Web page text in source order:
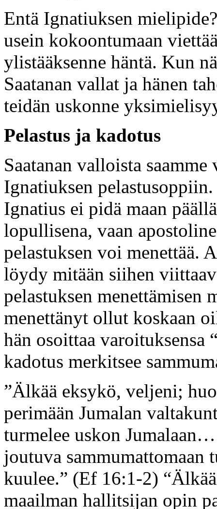
Entä Ignatiuksen
usein kokoontumaan
ylistääksenne häntä. Kun
Saatanan vallat ja hänen
teidän uskonne
Pelastus ja kadotus
Saatanan valloista
Ignatiuksen
Ignatius ei pidä maan
lopullisena, vaan
pelastuksen voi menettää.
löydy mitään siihen
pelastuksen menettämisen
menettänyt ollut koskaan
hän osoittaa varoituksensa
kadotus merkitsee
”Älkää eksykö, veljeni;
perimään Jumalan
turmelee uskon
joutuva sammumattomaan
kuulee.” (Ef 16:1-2)
maailman hallitsijan opin